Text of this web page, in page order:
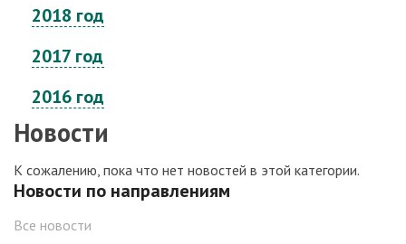
2018 год
2017 год
2016 год
Новости
К сожалению, пока что нет новостей в этой категории.
Новости по направлениям
Все новости